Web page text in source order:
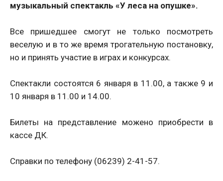
музыкальный спектакль «У леса на опушке».
Все пришедшее смогут не только посмотреть
веселую и в то же время трогательную постановку,
но и принять участие в играх и конкурсах.
Спектакли состоятся 6 января в 11.00, а также 9 и
10 января в 11.00 и 14.00.
Билеты на представление можено приобрести в
кассе ДК.
Справки по телефону (06239) 2-41-57.